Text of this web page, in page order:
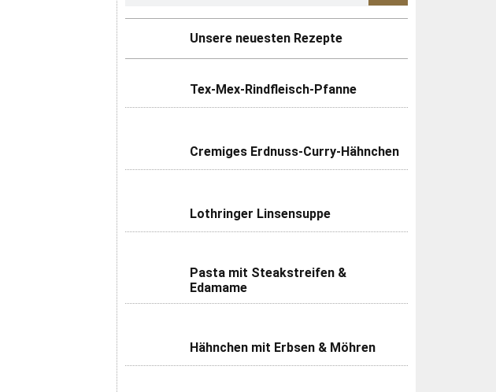
Unsere neuesten Rezepte
Tex-Mex-Rindfleisch-Pfanne
Cremiges Erdnuss-Curry-Hähnchen
Lothringer Linsensuppe
Pasta mit Steakstreifen &
Edamame
Hähnchen mit Erbsen & Möhren